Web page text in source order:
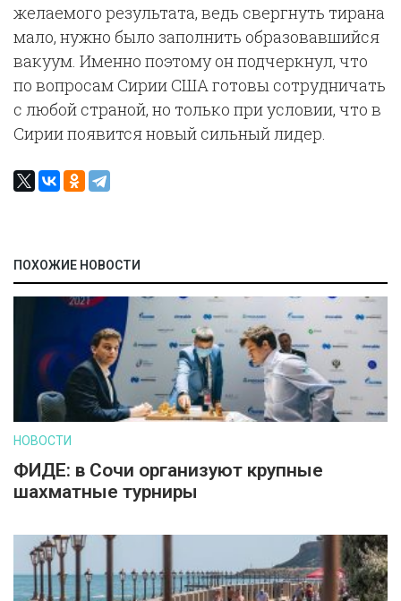
желаемого результата, ведь свергнуть тирана
мало, нужно было заполнить образовавшийся
вакуум. Именно поэтому он подчеркнул, что
по вопросам Сирии США готовы сотрудничать
с любой страной, но только при условии, что в
Сирии появится новый сильный лидер.
ПОХОЖИЕ НОВОСТИ
НОВОСТИ
ФИДЕ: в Сочи организуют крупные
шахматные турниры